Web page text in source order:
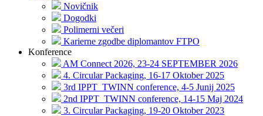
Novičnik
Dogodki
Polimerni večeri
Karierne zgodbe diplomantov FTPO
Konference
AM Connect 2026, 23-24 SEPTEMBER 2026
4. Circular Packaging, 16-17 Oktober 2025
3rd IPPT_TWINN conference, 4-5 Junij 2025
2nd IPPT_TWINN conference, 14-15 Maj 2024
3. Circular Packaging, 19-20 Oktober 2023